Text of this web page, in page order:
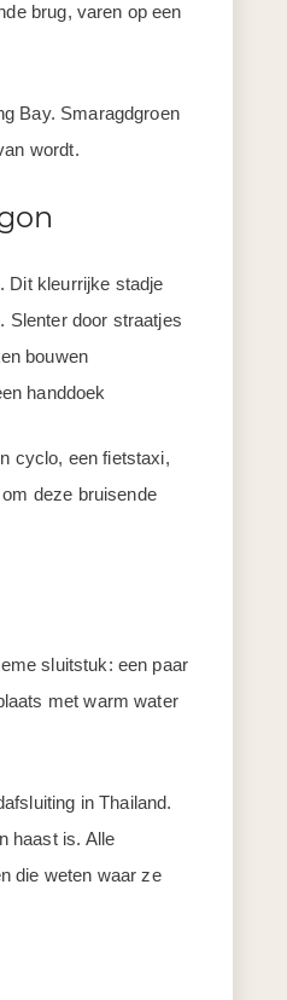
brug, varen op een
Bay. Smaragdgroen
wordt.
Dit kleurrijke stadje
Slenter door straatjes
bouwen
handdoek
cyclo, een fietstaxi,
deze bruisende
sluitstuk: een paar
met warm water
in Thailand.
haast is. Alle
die weten waar ze